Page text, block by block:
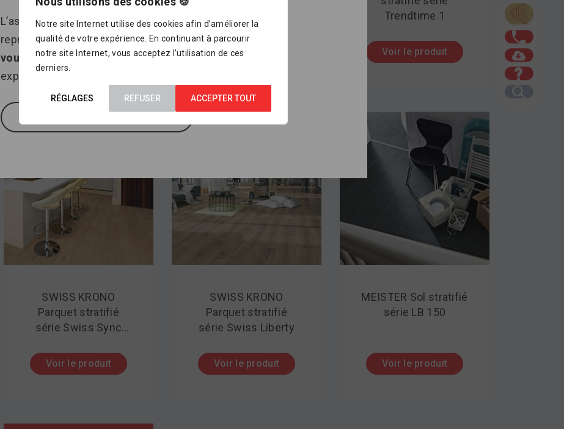
Notre site Internet utilise des cookies afin d’améliorer la
qualité de votre expérience. En continuant à parcourir
notre site Internet, vous acceptez l’utilisation de ces
derniers.
RÉGLAGES REFUSER ACCEPTER TOUT
Voir le produit Voir le produit
Trendtime 1
Voir le produit
SWISS KRONO
Parquet stratifié
série Swiss Sync
Voir le produit
SWISS KRONO
Parquet stratifié
série Swiss Liberty
Voir le produit
MEISTER Sol stratifié
série LB 150
Voir le produit
L’assortiment proposé dans notre catalogue en ligne ne
représente pour le moment qu’un petit aperçu de ce que
vous pourrez trouver dans nos points de vente, où sont
exposés des milliers d’autres références.